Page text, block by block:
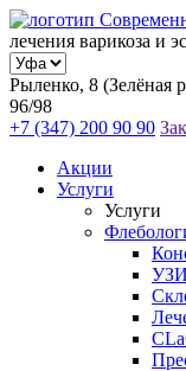
лечения варикоза и
Рыленко, 8 (Зелёная
96/98
+7 (347) 200 90 90
Акции
Услуги
Услуги